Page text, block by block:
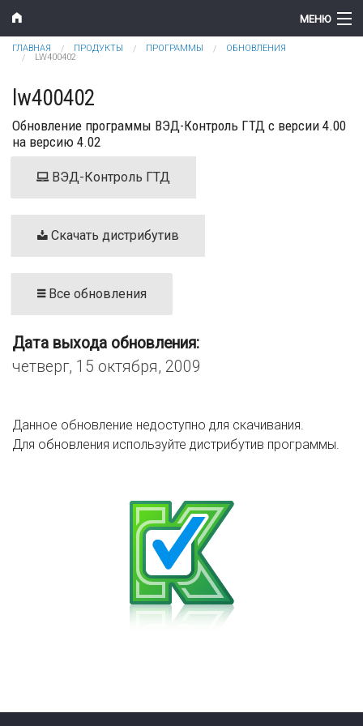
Перейти к основному содержанию
МЕНЮ
Компания
Новости
Продукты
Поддержка
Контакты
Вы здесь
ГЛАВНАЯ ПРОДУКТЫ ПРОГРАММЫ
ОБНОВЛЕНИЯ
LW400402
lw400402
Обновление программы ВЭД-Контроль ГТД с версии 4.00
на версию 4.02
ВЭД-Контроль ГТД
Скачать дистрибутив
Все обновления
Дата выхода обновления:
четверг, 15 октября, 2009
Данное обновление недоступно для скачивания.
Для обновления используйте дистрибутив программы.